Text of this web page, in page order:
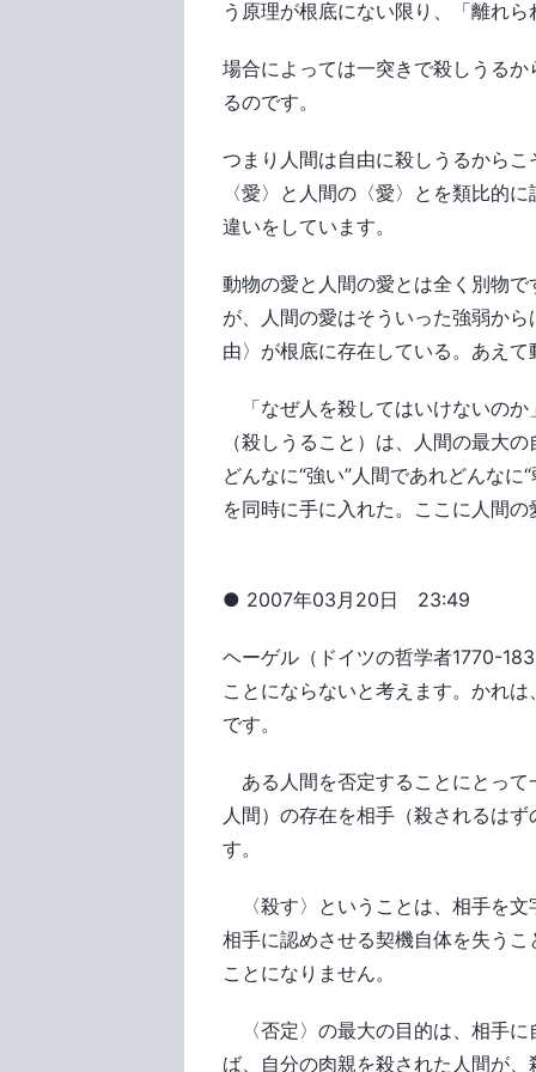
う原理が根底にない限り、「離れ
場合によっては一突きで殺しうる
るのです。
つまり人間は自由に殺しうるから
〈愛〉と人間の〈愛〉とを類比的
違いをしています。
動物の愛と人間の愛とは全く別物
が、人間の愛はそういった強弱か
由〉が根底に存在している。あえ
「なぜ人を殺してはいけないのか
（殺しうること）は、人間の最大
どんなに“強い”人間であれどんな
を同時に手に入れた。ここに人間
● 2007年03月20日 23:49
ヘーゲル（ドイツの哲学者1770-
ことにならないと考えます。かれ
です。
ある人間を否定することにとって
人間）の存在を相手（殺されるは
す。
〈殺す〉ということは、相手を文
相手に認めさせる契機自体を失う
ことになりません。
〈否定〉の最大の目的は、相手に
ば、自分の肉親を殺された人間が